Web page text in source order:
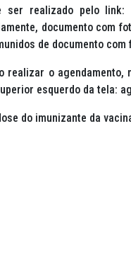
ser realizado pelo link:
documento com
de documento
realizar o agendamento,
esquerdo da tela:
do imunizante da